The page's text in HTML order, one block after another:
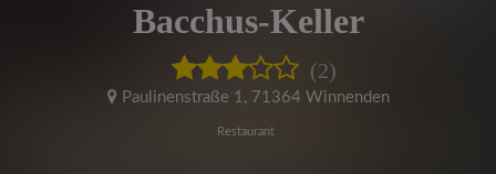
Bacchus-Keller
(2)
Paulinenstraße 1, 71364 Winnenden
Restaurant